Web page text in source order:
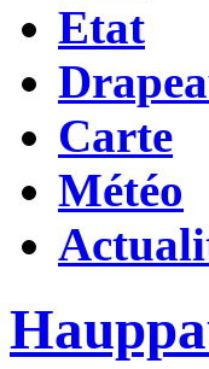
Etat
Carte
Météo